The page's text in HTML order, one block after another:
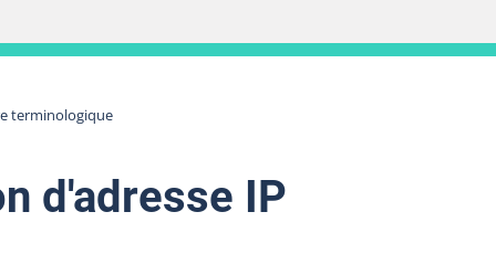
terminologique
d'adresse IP